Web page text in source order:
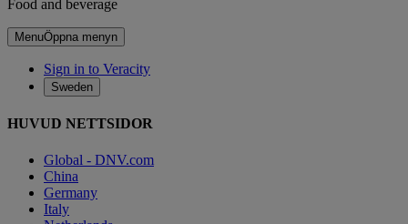
Food and beverage
MenuÖppna menyn
Sign in to Veracity
Sweden
HUVUD NETTSIDOR
Global - DNV.com
China
Germany
Italy